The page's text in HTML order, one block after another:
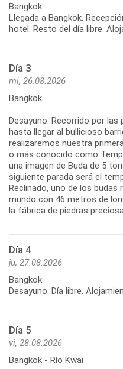
Bangkok
Llegada a Bangkok.
hotel. Resto del día libre.
Día 3
mi, 26.08.2026
Bangkok
Desayuno. Recorrido por las
hasta llegar al bullicioso
realizaremos nuestra
o más conocido como
una imagen de Buda de 5
siguiente parada será el
Reclinado, uno de los budas
mundo con 46 metros de
Día 4
ju, 27.08.2026
Bangkok
Desayuno. Día libre.
Día 5
vi, 28.08.2026
Bangkok - Río Kwai